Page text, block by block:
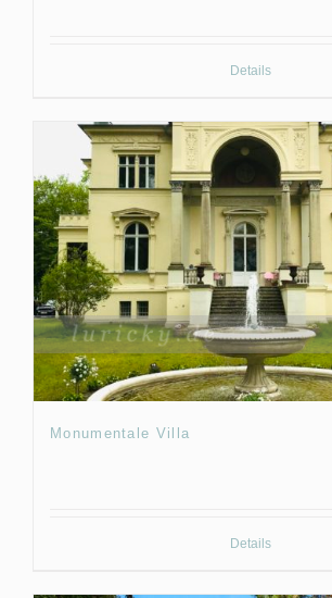
Details
Monumentale Villa
Details